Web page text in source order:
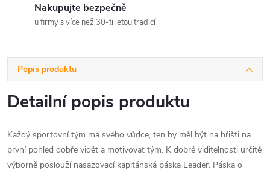
Nakupujte bezpečně
u firmy s více než 30-ti letou tradicí
Popis produktu
Detailní popis produktu
Každý sportovní tým má svého vůdce, ten by měl být na hřišti na
první pohled dobře vidět a motivovat tým. K dobré viditelnosti určitě
výborně poslouží nasazovací kapitánská páska Leader. Páska o